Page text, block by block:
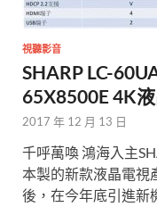
視聽影音
SHARP LC-
65X8500E 4K
2017 年 12 月 13 日
千呼萬喚 鴻海入主
本製的新款液晶電視
後，在今年底引進新